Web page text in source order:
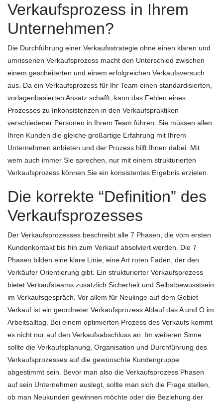
Verkaufsprozess in Ihrem
Unternehmen?
Die Durchführung einer Verkaufsstrategie ohne einen klaren und
umrissenen Verkaufsprozess macht den Unterschied zwischen
einem gescheiterten und einem erfolgreichen Verkaufsversuch
aus. Da ein Verkaufsprozess für Ihr Team einen standardisierten,
vorlagenbasierten Ansatz schafft, kann das Fehlen eines
Prozesses zu Inkonsistenzen in den Verkaufspraktiken
verschiedener Personen in Ihrem Team führen. Sie müssen allen
Ihren Kunden die gleiche großartige Erfahrung mit Ihrem
Unternehmen anbieten und der Prozess hilft Ihnen dabei. Mit
wem auch immer Sie sprechen, nur mit einem strukturierten
Verkaufsprozess können Sie ein konsistentes Ergebnis erzielen.
Die korrekte “Definition” des
Verkaufsprozesses
Der Verkaufsprozesses beschreibt alle 7 Phasen, die vom ersten
Kundenkontakt bis hin zum Verkauf absolviert werden. Die 7
Phasen bilden eine klare Linie, eine Art roten Faden, der den
Verkäufer Orientierung gibt. Ein strukturierter Verkaufsprozess
bietet Verkaufsteams zusätzlich Sicherheit und Selbstbewusstsein
im Verkaufsgespräch. Vor allem für Neulinge auf dem Gebiet
Verkauf ist ein geordneter Verkaufsprozess Ablauf das A und O im
Arbeitsalltag. Bei einem optimierten Prozess des Verkaufs kommt
es nicht nur auf den Verkaufsabschluss an. Im weiteren Sinne
sollte die Verkaufsplanung, Organisation und Durchführung des
Verkaufsprozesses auf die gewünschte Kundengruppe
abgestimmt sein. Bevor man also die Verkaufsprozess Phasen
auf sein Unternehmen auslegt, sollte man sich die Frage stellen,
ob man Neukunden gewinnen möchte oder die Beziehung der